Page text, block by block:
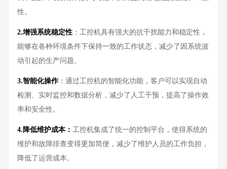
性。
2.增强系统稳定性：工控机具有强大的抗干扰能力和稳定性，
能够在各种环境条件下保持一致的工作状态，减少了因系统波
动引起的生产问题。
3.智能化操作：通过工控机的智能化功能，客户可以实现自动
检测、实时监控和数据分析，减少了人工干预，提高了操作效
率和安全性。
4. 降低维护成本： 工控机集成了统一的控制平台，使得系统的
维护和故障排查变得更加简便，减少了维护人员的工作负担，
降低了运营成本。